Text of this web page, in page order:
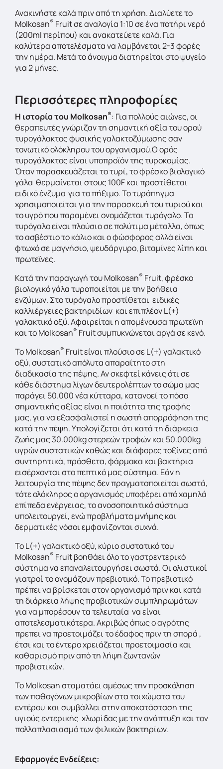
Ανακινήστε καλά πριν από τη χρήση. Διαλύετε το
Molkosan® Fruit σε αναλογία 1:10 σε ένα ποτήρι νερό
(200ml περίπου) και ανακατεύετε καλά. Για
καλύτερα αποτελέσματα να λαμβάνεται 2-3 φορές
την ημέρα. Μετά το άνοιγμα διατηρείται στο ψυγείο
για 2 μήνες.
Περισσότερες πληροφορίες
Η ιστορία του Molkosan®: Για πολλούς αιώνες, οι
θεραπευτές γνώριζαν τη σημαντική αξία του ορού
τυρογάλακτος φυσικής γαλακτοζύμωσης σαν
τονωτικό ολόκληρου του οργανισμού.Ο ορός
τυρογάλακτος είναι υποπροϊόν της τυροκομίας.
Όταν παρασκευάζεται το τυρί, το φρέσκο βιολογικό
γάλα θερμαίνεται στους 100F και προστίθεται
ειδικό ένζυμο για το πήξιμο. Το τυρόπηγμα
χρησιμοποιείται για την παρασκευή του τυριού και
το υγρό που παραμένει ονομάζεται τυρόγαλο. Το
τυρόγαλο είναι πλούσιο σε πολύτιμα μέταλλα, όπως
το ασβέστιο το κάλιο και ο φώσφορος αλλά είναι
φτωχό σε μαγνήσιο, ψευδάργυρο, βιταμίνες λίπη και
πρωτεϊνες.
Κατά την παραγωγή του Molkosan® Fruit, φρέσκο
βιολογικό γάλα τυροποιείται με την βοήθεια
ενζύμων. Στο τυρόγαλο προστίθεται ειδικές
καλλιέργειες βακτηριδίων και επιπλέον L(+)
γαλακτικό οξύ. Αφαιρείται η απομένουσα πρωτεϊνη
και το Molkosan® Fruit συμπυκνώνεται αργά σε κενό.
Το Molkosan® Fruit είναι πλούσιο σε L(+) γαλακτικό
οξύ, συστατικό απόλυτα απαραίτητο στη
διαδικασία της πέψης. Αν σκεφτεί κάνεις ότι σε
κάθε διάστημα λίγων δευτερολέπτων το σώμα μας
παράγει 50.000 νέα κύτταρα, κατανοεί το πόσο
σημαντικής αξίας είναι η ποιότητα της τροφής
μας, για να εξασφαλιστεί η σωστή απορρόφηση της
κατά την πέψη. Υπολογίζεται ότι κατά τη διάρκεια
ζωής μας 30.000kg στερεών τροφών και 50.000kg
υγρών συστατικών καθώς και διάφορες τοξίνες από
συντηρητικά, πρόσθετα, φάρμακα και βακτήρια
εισέρχονται στο πεπτικό μας σύστημα. Εάν η
λειτουργία της πέψης δεν πραγματοποιείται σωστά,
τότε ολόκληρος ο οργανισμός υποφέρει από χαμηλά
επίπεδα ενέργειας, το ανοσοποιητικό σύστημα
υπολειτουργεί, ενώ προβλήματα μνήμης και
δερματικές νόσοι εμφανίζονται συχνά.
Το L(+) γαλακτικό οξύ, κύριο συστατικό του
Molkosan® Fruit βοηθάει όλο το γαστρεντερικό
σύστημα να επαναλειτουργήσει σωστά. Οι ολιστικοί
γιατροί το ονομάζουν πρεβιοτικό. Το πρεβιοτικό
πρέπει να βρίσκεται στον οργανισμό πριν και κατά
τη διάρκεια λήψης προβιοτικών συμπληρωμάτων
για να μπορέσουν τα τελευταία να είναι
αποτελεσματικότερα. Ακριβώς όπως ο αγρότης
πρεπει να προετοιμάζει το έδαφος πριν τη σπορά ,
έτσι και το έντερο χρειάζεται προετοιμασία και
καθαρισμό πριν από τη λήψη ζωντανών
προβιοτικών.
Το Μolkosan σταματάει αμέσως την προσκόληση
των παθογόνων μικροβίων στα τοιχώματα του
εντέρου και συμβάλλει στην αποκατάσταση της
υγιούς εντερικής χλωρίδας με την ανάπτυξη και τον
πολλαπλασιασμό των φιλικών βακτηρίων.
Εφαρμογές Ενδείξεις: